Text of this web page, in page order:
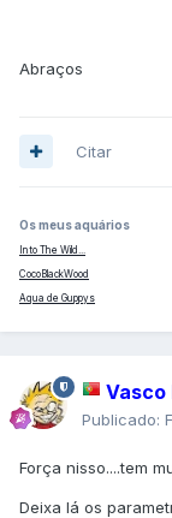
Abraços
Citar
Os meus aquários
Into The Wild...
CocoBlackWood
Aqua de Guppys
Vasco
Publicado:
Força nisso....tem
Deixa lá os